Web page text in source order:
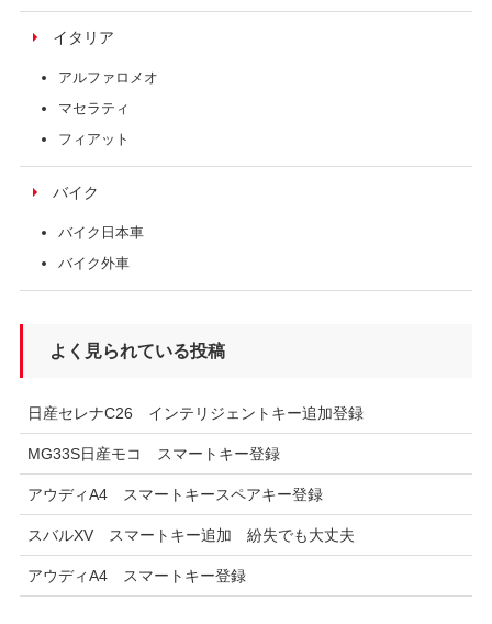
イタリア
アルファロメオ
マセラティ
フィアット
バイク
バイク日本車
バイク外車
よく見られている投稿
日産セレナC26 インテリジェントキー追加登録
MG33S日産モコ スマートキー登録
アウディA4 スマートキースペアキー登録
スバルXV スマートキー追加 紛失でも大丈夫
アウディA4 スマートキー登録